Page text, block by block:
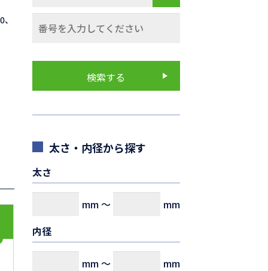
太さ・内径から探す
太さ
mm～
mm
内径
mm～ mm